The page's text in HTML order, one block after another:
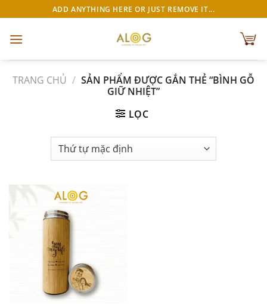
đến
nội
ADD ANYTHING HERE OR JUST REMOVE IT...
TRANG CHỦ / SẢN PHẨM ĐƯỢC GẮN THẺ “BÌNH GỖ
GIỮ NHIỆT”
LỌC